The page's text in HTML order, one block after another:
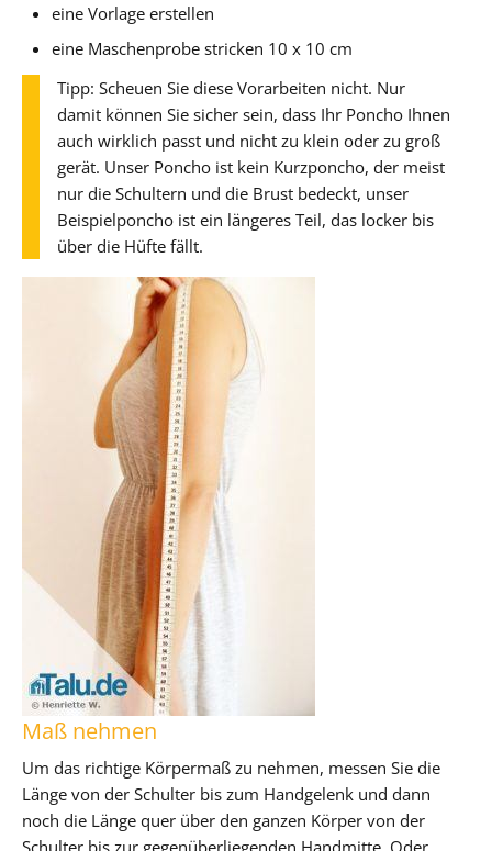
eine Vorlage erstellen
eine Maschenprobe stricken 10 x 10 cm
Tipp: Scheuen Sie diese Vorarbeiten nicht. Nur
damit können Sie sicher sein, dass Ihr Poncho Ihnen
auch wirklich passt und nicht zu klein oder zu groß
gerät. Unser Poncho ist kein Kurzponcho, der meist
nur die Schultern und die Brust bedeckt, unser
Beispielponcho ist ein längeres Teil, das locker bis
über die Hüfte fällt.
Maß nehmen
Um das richtige Körpermaß zu nehmen, messen Sie die
Länge von der Schulter bis zum Handgelenk und dann
noch die Länge quer über den ganzen Körper von der
Schulter bis zur gegenüberliegenden Handmitte. Oder